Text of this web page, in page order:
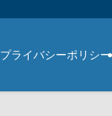
プライバシーポリシー